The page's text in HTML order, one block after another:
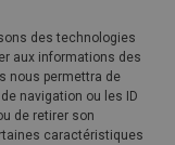
des technologies
aux informations des
nous permettra de
navigation ou les ID
de retirer son
caractéristiques